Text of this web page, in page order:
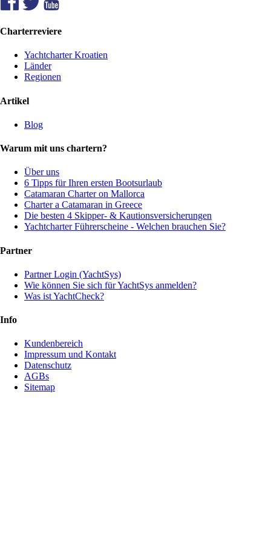
Charterreviere
Yachtcharter Kroatien
Länder
Regionen
Artikel
Blog
Warum mit uns chartern?
Über uns
6 Tipps für Ihren ersten Bootsurlaub
Catamaran Charter on Mallorca
Charter a Catamaran in Greece
Die besten 4 Skipper- & Kautionsversicherungen
Yachtcharter Führerscheine - Welchen brauchen Sie?
Partner
Partner Login (YachtSys)
Wie können Sie sich für YachtSys anmelden?
Was ist YachtCheck?
Info
Kundenbereich
Impressum und Kontakt
Datenschutz
AGBs
Sitemap